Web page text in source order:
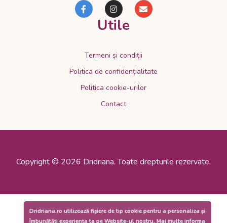
Utile
Termeni și condiții
Politica de confidențialitate
Politica cookie-urilor
Contact
Copyright © 2026 Dridriana. Toate drepturile rezervate.
Dridriana.ro utilizează fişiere de tip cookie pentru a personaliza și
îmbunătăți experiența ta pe Website-ul nostru. Mai multe informa